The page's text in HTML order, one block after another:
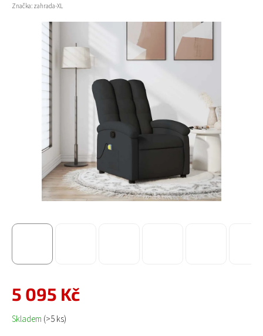
Značka: zahrada-XL
5 095 Kč
Měrná cena:
Skladem (>5 ks)